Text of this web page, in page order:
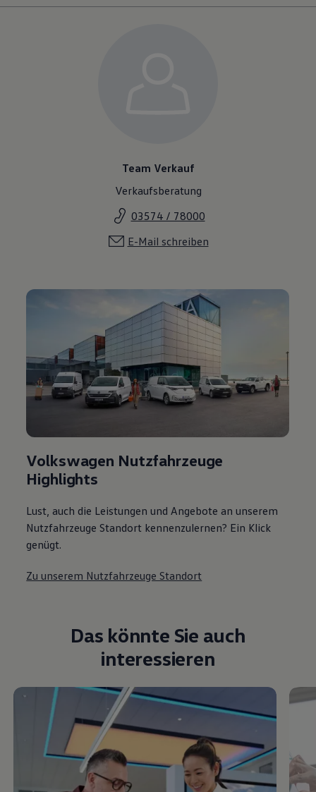
Team Verkauf
Verkaufsberatung
03574 / 78000
E-Mail schreiben
Volkswagen Nutzfahrzeuge
Highlights
Lust, auch die Leistungen und Angebote an unserem
Nutzfahrzeuge Standort kennenzulernen? Ein Klick
genügt.
Zu unserem Nutzfahrzeuge Standort
Das könnte Sie auch
interessieren